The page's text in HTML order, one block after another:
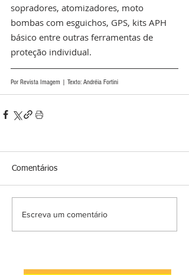
sopradores, atomizadores, moto
bombas com esguichos, GPS, kits APH
básico entre outras ferramentas de
proteção individual.
Por Revista Imagem | Texto: Andréia Fortini
Comentários
Escreva um comentário